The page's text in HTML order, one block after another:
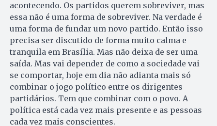
acontecendo. Os partidos querem sobreviver, mas
essa não é uma forma de sobreviver. Na verdade é
uma forma de fundar um novo partido. Então isso
precisa ser discutido de forma muito calma e
tranquila em Brasília. Mas não deixa de ser uma
saída. Mas vai depender de como a sociedade vai
se comportar, hoje em dia não adianta mais só
combinar o jogo político entre os dirigentes
partidários. Tem que combinar com o povo. A
política está cada vez mais presente e as pessoas
cada vez mais conscientes.